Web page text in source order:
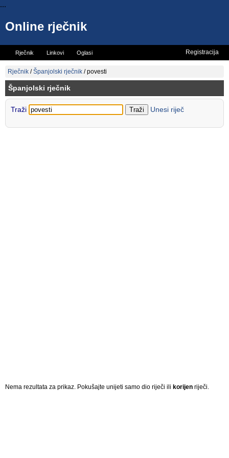
...
Online rječnik
Rječnik Linkovi Oglasi
Vicevi
Registracija
Rječnik /Španjolski rječnik /povesti
Španjolski rječnik
Traži Unesi riječ
Nema rezultata za prikaz. Pokušajte unijeti samo dio riječi ili korijen riječi.